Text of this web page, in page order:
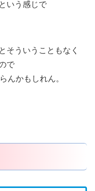
いう感じで
そういうこともなく
で
んかもしれん。